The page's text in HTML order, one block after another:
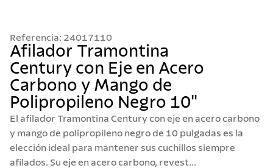
Referencia: 24017110
Afilador Tramontina
Century con Eje en Acero
Carbono y Mango de
Polipropileno Negro 10"
El afilador Tramontina Century con eje en acero carbono
y mango de polipropileno negro de 10 pulgadas es la
elección ideal para mantener sus cuchillos siempre
afilados. Su eje en acero carbono, revest...
2.
sarten
3.
cubiertos
4.
ollas
5.
acero inoxidable
6.
grano
7.
442